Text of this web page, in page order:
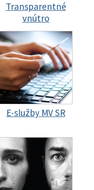
Transparentné
vnútro
E-služby MV SR